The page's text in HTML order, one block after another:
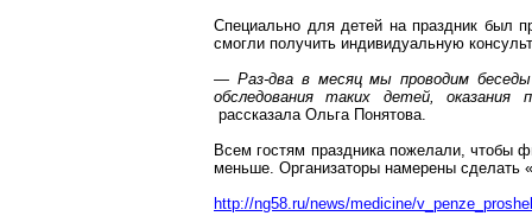
Специально для детей на праздник был
смогли получить индивидуальную
— Раз-два в месяц мы проводим
обследования таких детей, оказания
рассказала Ольга Понятова.
Всем гостям праздника пожелали, чтобы
меньше. Организаторы намерены сделать
http://ng58.ru/news/medicine/